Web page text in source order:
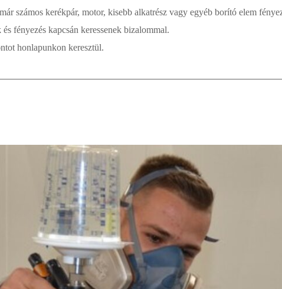
számos kerékpár, motor, kisebb alkatrész vagy egyéb borító elem
fényezés kapcsán keressenek bizalommal.
honlapunkon keresztül.